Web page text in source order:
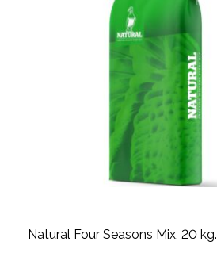
Natural Four Seasons Mix, 20 kg.